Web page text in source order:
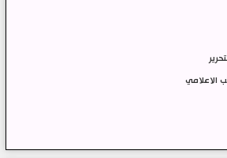
الاعلامي